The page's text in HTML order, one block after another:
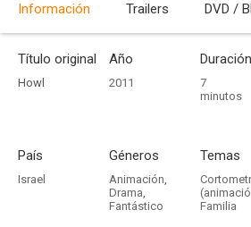
Información Trailers DVD /
Título original
Howl
Año
2011
Duración
7
minutos
País
Israel
Géneros
Animación,
Drama,
Fantástico
Temas
Familia